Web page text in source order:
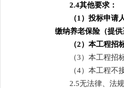
2.4其他要求：
（1 ）投标申请
缴纳养老保险（提供
（2）本工程招
（3）本工程招
（4）本工程不
2.5无法律、法